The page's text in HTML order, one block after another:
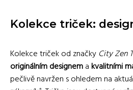
Kolekce triček:
Kolekce triček od značky City Zen
originálním designemakvalitními
pečlivě navržen s ohledem na